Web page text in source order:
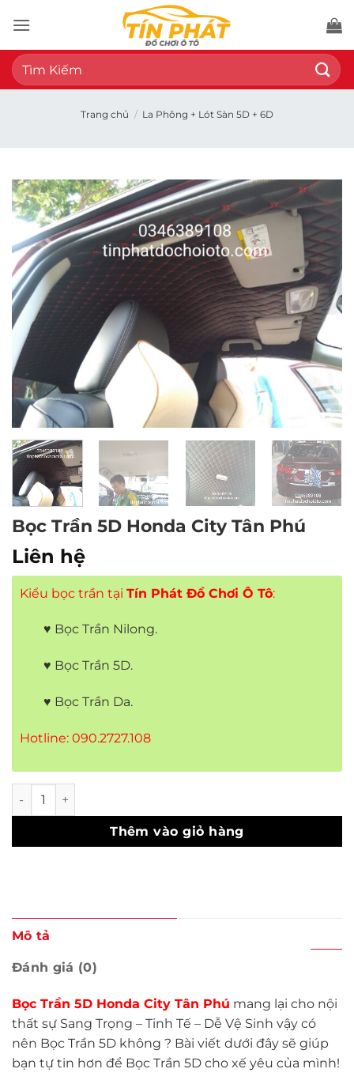
qua
nội
dung
Tìm
kiếm:
Trang chủ / La Phông + Lót Sàn 5D + 6D
Bọc Trần 5D Honda City Tân Phú
Liên hệ
Kiểu bọc trần tại Tín Phát Đồ Chơi Ô Tô:
♥ Bọc Trần Nilong.
♥ Bọc Trần 5D.
♥ Bọc Trần Da.
Hotline: 090.2727.108
Bọc Trần 5D Honda City Tân Phú số lượng
Thêm vào giỏ hàng
Mô tả
Đánh giá (0)
Bọc Trần 5D Honda City Tân Phú mang lại cho nội
thất sự Sang Trọng – Tinh Tế – Dễ Vệ Sinh vậy có
nên Bọc Trần 5D không ? Bài viết dưới đây sẽ giúp
bạn tự tin hơn để Bọc Trần 5D cho xế yêu của mình!